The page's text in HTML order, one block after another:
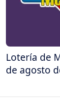
Lotería de
de agosto